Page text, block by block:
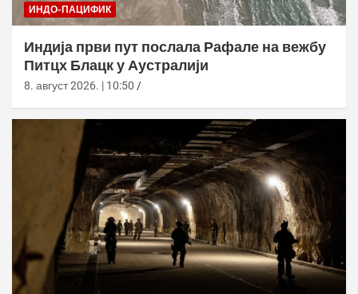
ИНДО-ПАЦИФИК
Индија први пут послала Рафале на вежбу
Питцх Блацк у Аустралији
8. август 2026. | 10:50